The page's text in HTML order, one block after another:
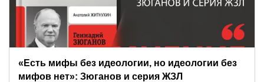
«Есть мифы без идеологии, но идеологии без
мифов нет»: Зюганов и серия ЖЗЛ